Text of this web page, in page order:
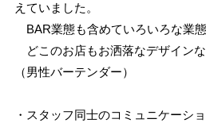
えていました。
BAR業態も含めていろいろな業態
どこのお店もお洒落なデザインな
（男性バーテンダー）
・スタッフ同士のコミュニケーシ